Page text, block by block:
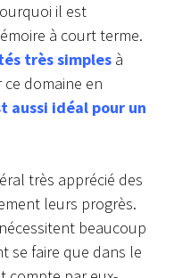
il est
à court terme.
très simples à
domaine en
aussi idéal pour un
très apprécié des
leurs progrès.
beaucoup
se faire que dans le